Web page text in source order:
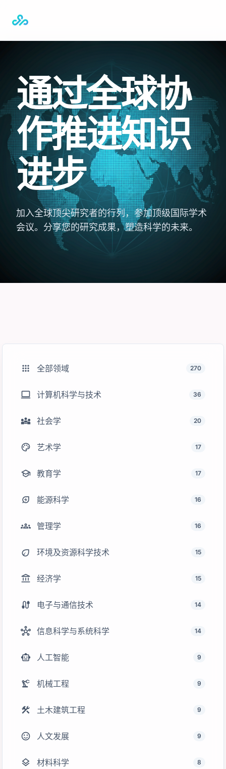
通过全球协
作推进知识
进步
加入全球顶尖研究者的行列，参加顶级国际学术
会议。分享您的研究成果，塑造科学的未来。
apps 全部领域 270
computer 计算机科学与技术 36
diversity_3 社会学 20
palette 艺术学 17
school 教育学 17
energy_savings_leaf 能源科学 16
groups 管理学 16
eco 环境及资源科学技术 15
account_balance 经济学 15
cable 电子与通信技术 14
hub 信息科学与系统科学 14
smart_toy 人工智能 9
precision_manufacturing 机械工程 9
construction 土木建筑工程 9
sentiment_satisfied 人文发展 9
layers 材料科学 8